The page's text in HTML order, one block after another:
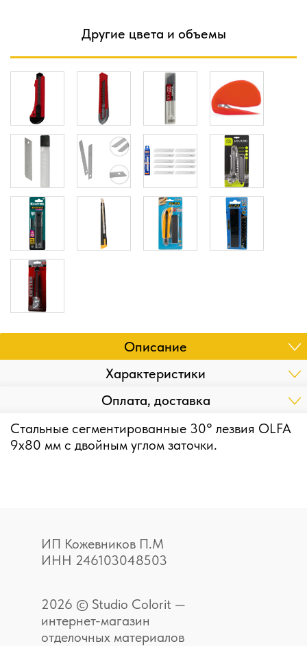
Другие цвета и объемы
Описание
Характеристики
Оплата, доставка
Стальные сегментированные 30° лезвия OLFA
9х80 мм с двойным углом заточки.
ИП Кожевников П.М
ИНН 246103048503
2026 © Studio Colorit —
интернет-магазин
отделочных материалов